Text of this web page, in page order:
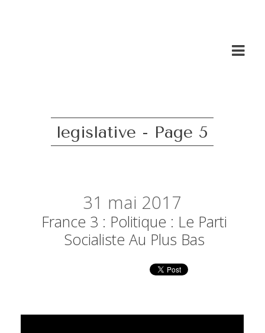
legislative - Page 5
31 mai 2017
France 3 : Politique : Le Parti
Socialiste Au Plus Bas